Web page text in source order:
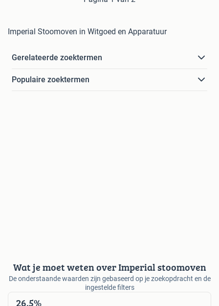
Imperial Stoomoven in Witgoed en Apparatuur
Gerelateerde zoektermen
Populaire zoektermen
Wat je moet weten over Imperial stoomoven
De onderstaande waarden zijn gebaseerd op je zoekopdracht en de
ingestelde filters
26,5%